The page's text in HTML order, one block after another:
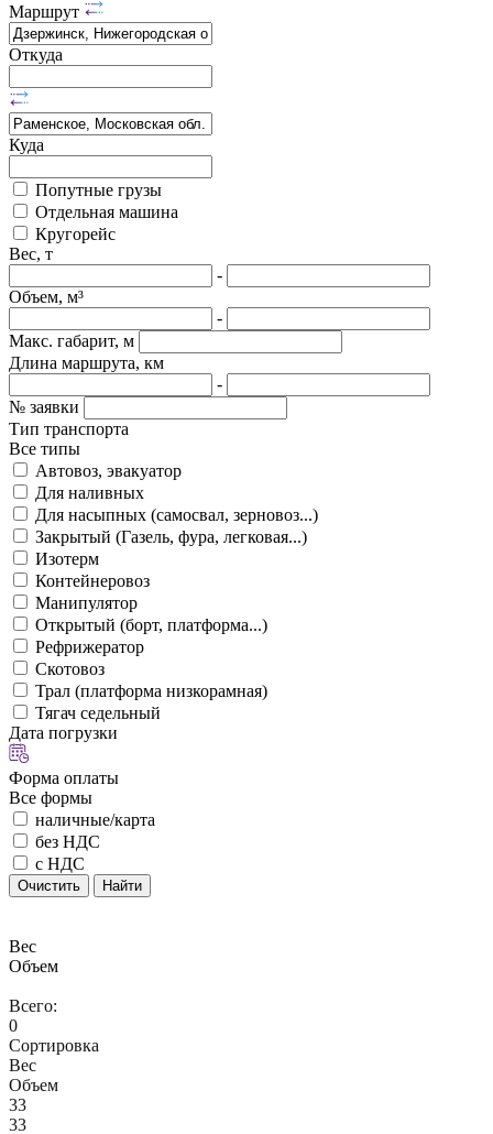
Маршрут
Откуда
Куда
Попутные грузы
Отдельная машина
Кругорейс
Вес, т
-
Объем, м³
-
Макс. габарит, м
Длина маршрута, км
-
№ заявки
Тип транспорта
Все типы
Автовоз, эвакуатор
Для наливных
Для насыпных (самосвал, зерновоз...)
Закрытый (Газель, фура, легковая...)
Изотерм
Контейнеровоз
Манипулятор
Открытый (борт, платформа...)
Рефрижератор
Скотовоз
Трал (платформа низкорамная)
Тягач седельный
Дата погрузки
Форма оплаты
Все формы
наличные/карта
без НДС
с НДС
Очистить Найти
Вес
Объем
Всего:
0
Сортировка
Вес
Объем
33
33